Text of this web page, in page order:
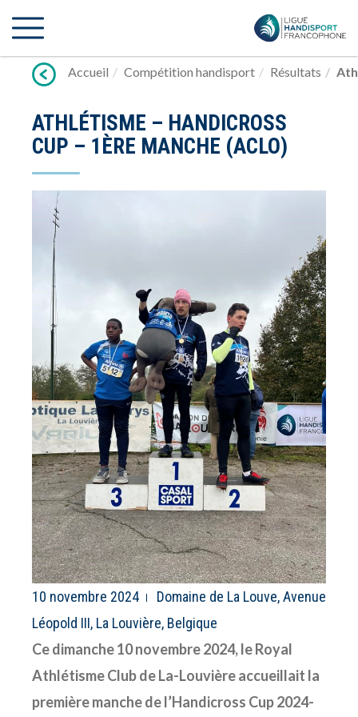
vers
Accueil
Compétition handisport Résultats
ATHLÉTISME – HANDICROSS
CUP – 1ÈRE MANCHE (ACLO)
10 novembre 2024
Domaine de La Louve, Avenue
Léopold III, La Louvière, Belgique
Ce dimanche 10 novembre 2024, le Royal
Athlétisme Club de La-Louvière accueillait la
première manche de l’Handicross Cup 2024-